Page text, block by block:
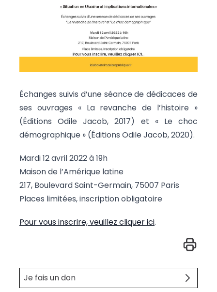
Échanges suivis d’une séance de dédicaces de
ses ouvrages « La revanche de l’histoire »
(Éditions Odile Jacob, 2017) et « Le choc
démographique » (Éditions Odile Jacob, 2020).
Mardi 12 avril 2022 à 19h
Maison de l’Amérique latine
217, Boulevard Saint-Germain, 75007 Paris
Places limitées, inscription obligatoire
Pour vous inscrire, veuillez cliquer ici.
Je fais un don